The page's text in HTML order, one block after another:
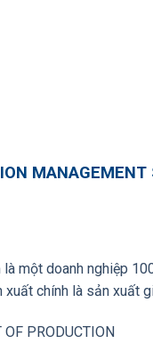
MANAGEMENT
một doanh nghiệp
chính là sản xuất
PRODUCTION